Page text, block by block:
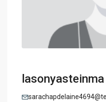
lasonyasteinma